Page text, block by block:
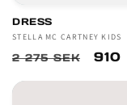
DRESS
Säljare:
STELLA MC CARTNEY KIDS
Ordinarie
2 275 SEK 910